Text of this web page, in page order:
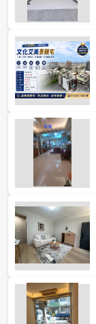
取消
取消
取消